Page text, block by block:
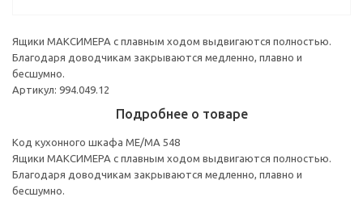
Ящики МАКСИМЕРА с плавным ходом выдвигаются полностью.
Благодаря доводчикам закрываются медленно, плавно и
бесшумно.
Артикул: 994.049.12
Подробнее о товаре
Код кухонного шкафа ME/MA 548
Ящики МАКСИМЕРА с плавным ходом выдвигаются полностью.
Благодаря доводчикам закрываются медленно, плавно и
бесшумно.